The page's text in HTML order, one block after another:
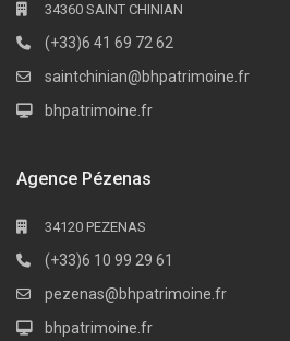
34360 SAINT CHINIAN
(+33)6 41 69 72 62
saintchinian@bhpatrimoine.fr
bhpatrimoine.fr
Agence Pézenas
34120 PEZENAS
(+33)6 10 99 29 61
pezenas@bhpatrimoine.fr
bhpatrimoine.fr